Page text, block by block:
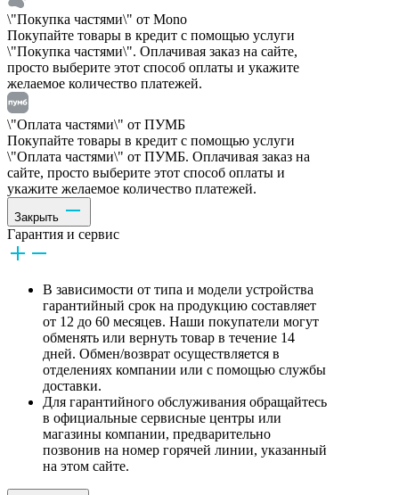
\"Покупка частями\" от Mono
Покупайте товары в кредит с помощью услуги
\"Покупка частями\". Оплачивая заказ на сайте,
просто выберите этот способ оплаты и укажите
желаемое количество платежей.
\"Оплата частями\" от ПУМБ
Покупайте товары в кредит с помощью услуги
\"Оплата частями\" от ПУМБ. Оплачивая заказ на
сайте, просто выберите этот способ оплаты и
укажите желаемое количество платежей.
Закрыть
Гарантия и сервис
В зависимости от типа и модели устройства
гарантийный срок на продукцию составляет
от 12 до 60 месяцев. Наши покупатели могут
обменять или вернуть товар в течение 14
дней. Обмен/возврат осуществляется в
отделениях компании или с помощью службы
доставки.
Для гарантийного обслуживания обращайтесь
в официальные сервисные центры или
магазины компании, предварительно
позвонив на номер горячей линии, указанный
на этом сайте.